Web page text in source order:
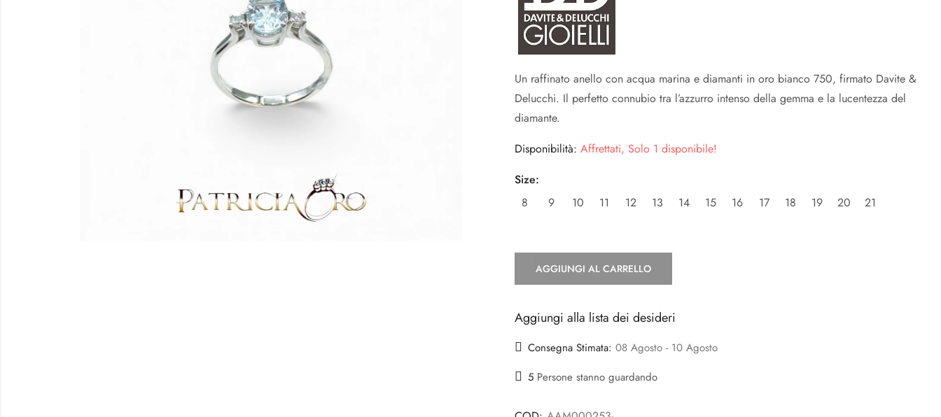
Un raffinato anello con acqua marina e diamanti in oro bianco 750, firmato Davite &
Delucchi. Il perfetto connubio tra l’azzurro intenso della gemma e la lucentezza del
diamante.
Disponibilità: Affrettati, Solo 1 disponibile!
Size:
8
9 10 11 12 13 14 15 16 17 18 19 20 21
AGGIUNGI AL CARRELLO
Aggiungi alla lista dei desideri
Consegna Stimata: 08 Agosto - 10 Agosto
5 Persone stanno guardando